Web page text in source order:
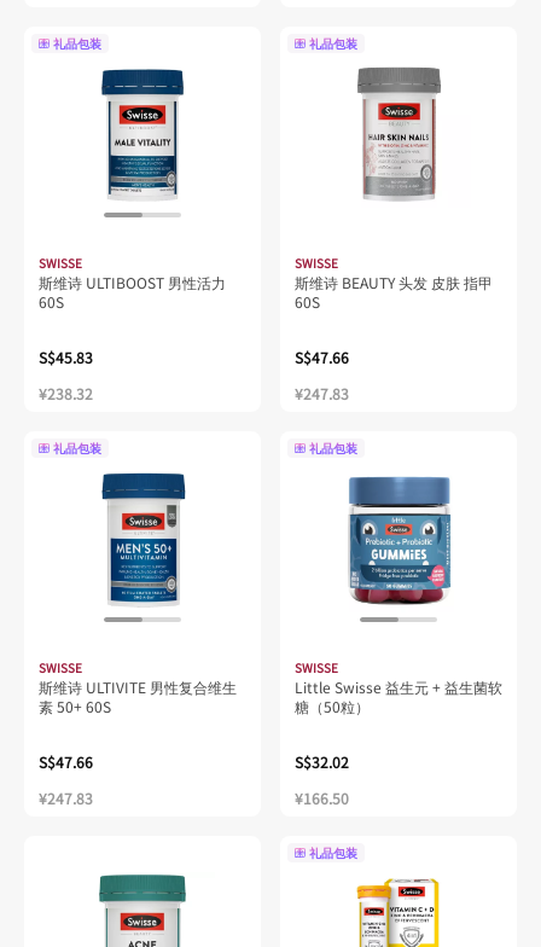
礼品包装
SWISSE
斯维诗 ULTIBOOST 男性活力
60S
S$45.83
¥238.32
礼品包装
SWISSE
斯维诗 BEAUTY 头发 皮肤 指甲
60S
S$47.66
¥247.83
礼品包装
SWISSE
斯维诗 ULTIVITE 男性复合维生
素 50+ 60S
S$47.66
¥247.83
礼品包装
SWISSE
Little Swisse 益生元 + 益生菌软
糖（50粒）
S$32.02
¥166.50
礼品包装